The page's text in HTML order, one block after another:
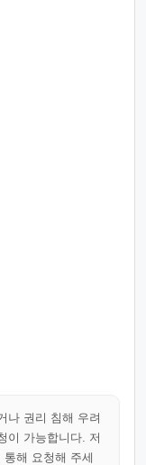
나 권리 침해 우려
이 가능합니다. 저
해 요청해 주세